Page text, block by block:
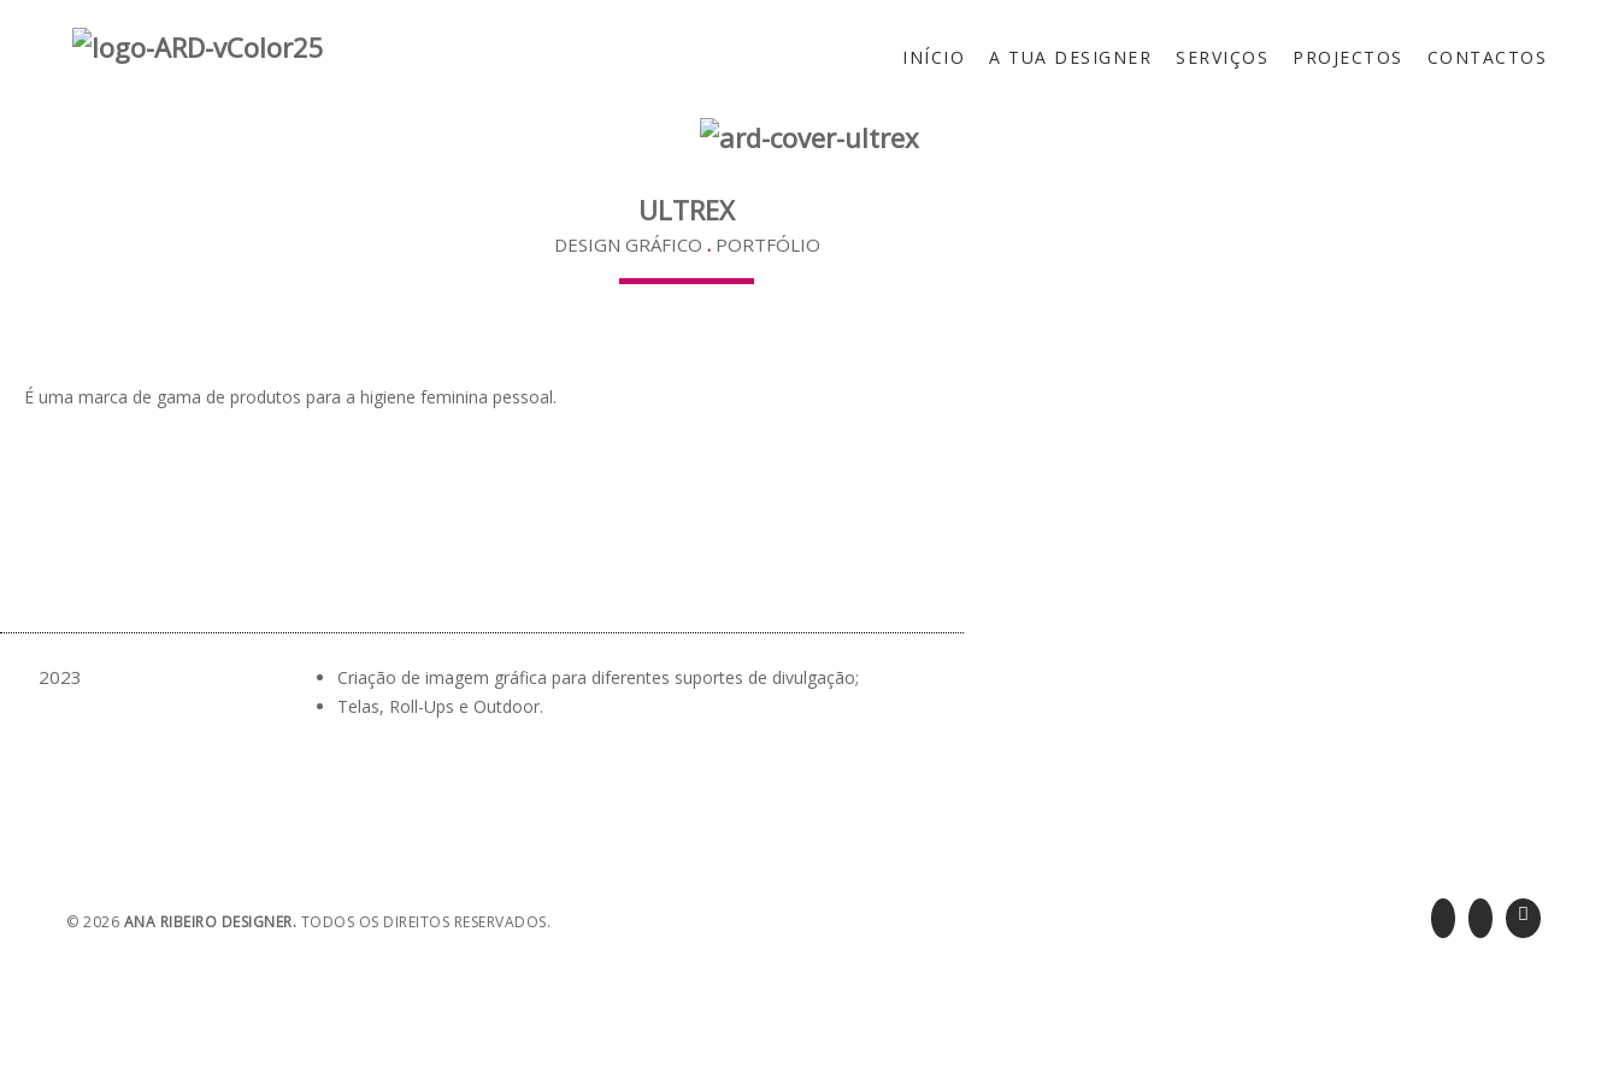
INÍCIO A TUA DESIGNER SERVIÇOS PROJECTOS CONTACTOS
ULTREX
DESIGN GRÁFICO . PORTFÓLIO
É uma marca de gama de produtos para a higiene feminina pessoal.
2023
Criação de imagem gráfica para diferentes suportes de divulgação;
Telas, Roll-Ups e Outdoor.
© 2026 ANA RIBEIRO DESIGNER. TODOS OS DIREITOS RESERVADOS.